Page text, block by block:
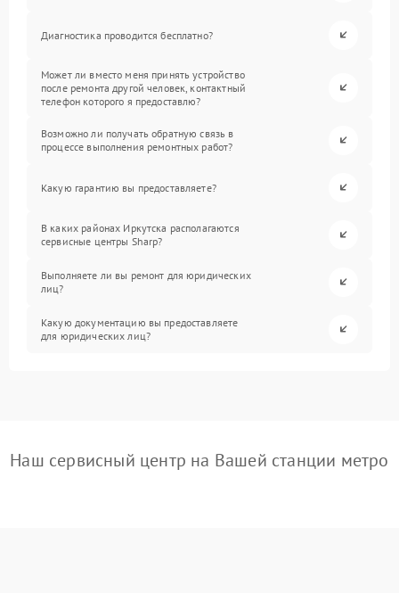
Диагностика проводится бесплатно?
Может ли вместо меня принять устройство
после ремонта другой человек, контактный
телефон которого я предоставлю?
Возможно ли получать обратную связь в
процессе выполнения ремонтных работ?
Какую гарантию вы предоставляете?
В каких районах Иркутска располагаются
сервисные центры Sharp?
Выполняете ли вы ремонт для юридических
лиц?
Какую документацию вы предоставляете
для юридических лиц?
Наш сервисный центр на Вашей станции метро